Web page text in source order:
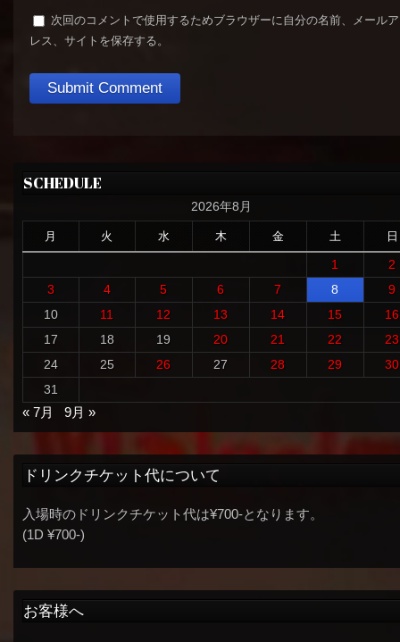
次回のコメントで使用するためブラウザーに自分の名前、メール
レス、サイトを保存する。
SCHEDULE
2026年8月
月 火 水 木 金 土 日
1
2
3
4 5 6 7 8
9
10
11 12 13 14 15
16
17
18 19 20 21 22
23
24
25 26 27 28 29
30
31
« 7月
9月 »
ドリンクチケット代について
入場時のドリンクチケット代は¥700-となります。
(1D ¥700-)
お客様へ